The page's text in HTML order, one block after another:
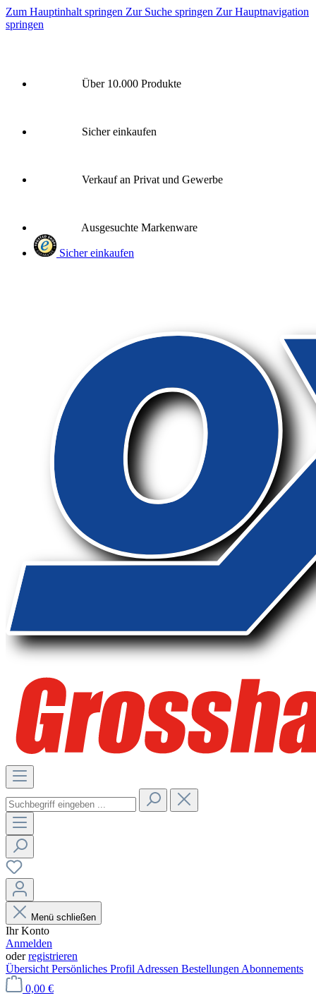
Zum Hauptinhalt springen Zur Suche springen Zur Hauptnavigation
springen
Über 10.000 Produkte
Sicher einkaufen
Verkauf an Privat und Gewerbe
Ausgesuchte Markenware
Sicher einkaufen
Menü schließen
Ihr Konto
Anmelden
oderregistrieren
Übersicht Persönliches Profil Adressen Bestellungen Abonnements
0,00 €